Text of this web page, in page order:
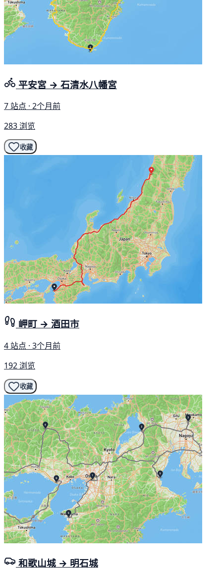
平安宮 → 石清水八幡宮
7 站点 · 2个月前
283 浏览
收藏
岬町 → 酒田市
4 站点 · 3个月前
192 浏览
收藏
和歌山城 → 明石城